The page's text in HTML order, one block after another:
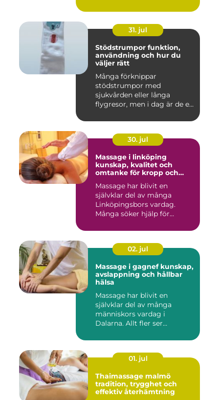
31. jul
Stödstrumpor funktion,
användning och hur du
väljer rätt
Många förknippar
stödstrumpor med
sjukvården eller långa
flygresor, men i dag är de ett
30. jul
Massage i linköping
kunskap, kvalitet och
omtanke för kropp och
Massage har blivit en
självklar del av många
Linköpingsbors vardag.
Många söker hjälp för
02. jul
Massage i gagnef kunskap,
avslappning och hållbar
hälsa
Massage har blivit en
självklar del av många
människors vardag i
Dalarna. Allt fler ser
01. jul
Thaimassage malmö
tradition, trygghet och
effektiv återhämtning